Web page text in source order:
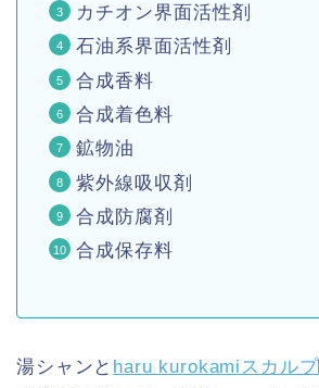
カチオン界面活性剤
石油系界面活性剤
合成香料
合成着色料
鉱物油
紫外線吸収剤
合成防腐剤
合成保存料
湯シャンと haru kurokamiスカルプ